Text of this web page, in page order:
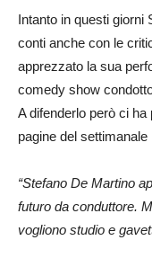
Intanto in questi giorni
conti anche con le
apprezzato la sua
comedy show
A difenderlo però ci ha
pagine del
“Stefano De Martino
futuro da conduttore.
vogliono studio e